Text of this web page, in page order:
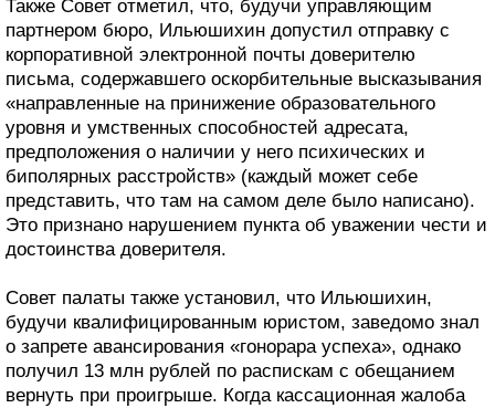
Также Совет отметил, что, будучи управляющим
партнером бюро, Ильюшихин допустил отправку с
корпоративной электронной почты доверителю
письма, содержавшего оскорбительные высказывания
«направленные на принижение образовательного
уровня и умственных способностей адресата,
предположения о наличии у него психических и
биполярных расстройств» (каждый может себе
представить, что там на самом деле было написано).
Это признано нарушением пункта об уважении чести и
достоинства доверителя.
Совет палаты также установил, что Ильюшихин,
будучи квалифицированным юристом, заведомо знал
о запрете авансирования «гонорара успеха», однако
получил 13 млн рублей по распискам с обещанием
вернуть при проигрыше. Когда кассационная жалоба